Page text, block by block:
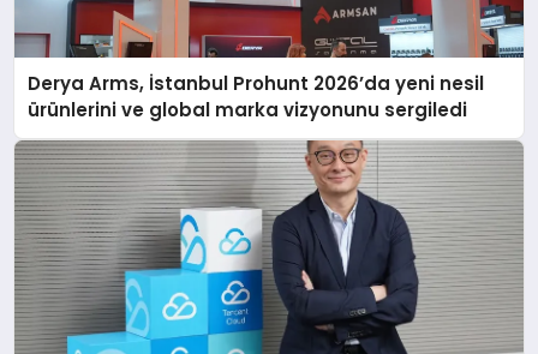
Derya Arms, İstanbul Prohunt 2026’da yeni nesil
ürünlerini ve global marka vizyonunu sergiledi